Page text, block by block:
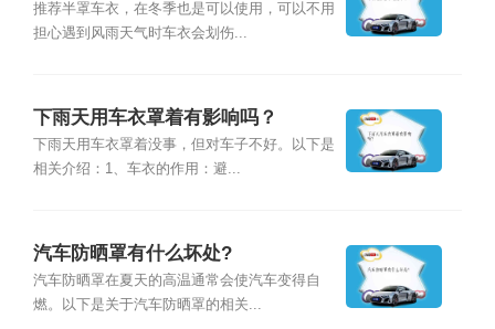
推荐半罩车衣，在冬季也是可以使用，可以不用
担心遇到风雨天气时车衣会划伤...
下雨天用车衣罩着有影响吗？
下雨天用车衣罩着没事，但对车子不好。以下是
相关介绍：1、车衣的作用：避...
汽车防晒罩有什么坏处?
汽车防晒罩在夏天的高温通常会使汽车变得自
燃。以下是关于汽车防晒罩的相关...